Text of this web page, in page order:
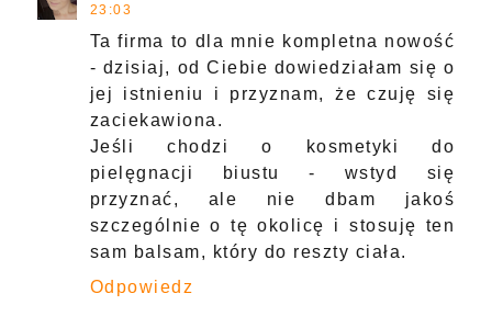
23:03
Ta firma to dla mnie kompletna nowość
- dzisiaj, od Ciebie dowiedziałam się o
jej istnieniu i przyznam, że czuję się
zaciekawiona.
Jeśli chodzi o kosmetyki do
pielęgnacji biustu - wstyd się
przyznać, ale nie dbam jakoś
szczególnie o tę okolicę i stosuję ten
sam balsam, który do reszty ciała.
Odpowiedz